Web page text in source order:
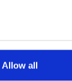
Allow all